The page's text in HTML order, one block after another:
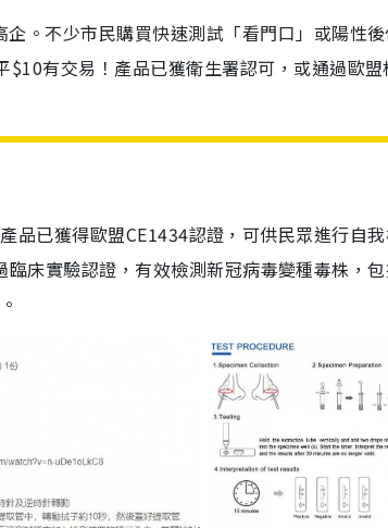
。不少市民購買快速測試「看門口」或陽性
有交易！產品已獲衛生署認可，或通過歐盟
品已獲得歐盟CE1434認證，可供民眾進行自
床實驗認證，有效檢測新冠病毒變種毒株，